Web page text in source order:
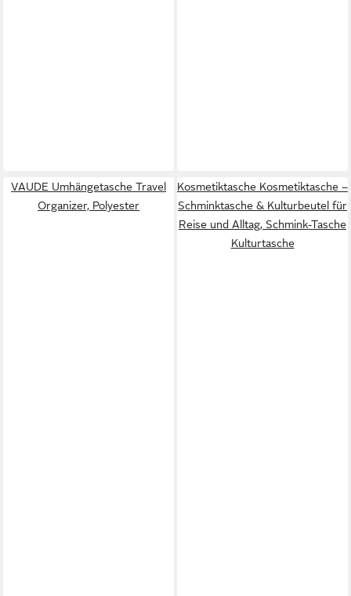
VAUDE Umhängetasche Travel
Organizer, Polyester
Kosmetiktasche Kosmetiktasche –
Schminktasche & Kulturbeutel für
Reise und Alltag, Schmink-Tasche
Kulturtasche